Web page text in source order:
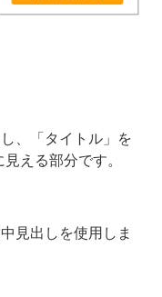
、「タイトル」を
える部分です。
見出しを使用しま